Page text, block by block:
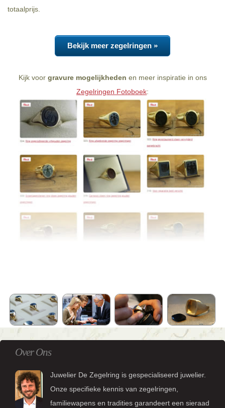
totaalprijs.
Bekijk meer zegelringen »
Kijk voor gravure mogelijkheden en meer inspiratie in ons
Zegelringen Fotoboek:
Over Ons
Juwelier De Zegelring is gespecialiseerd juwelier.
Onze specifieke kennis van zegelringen,
familiewapens en tradities garandeert een sieraad